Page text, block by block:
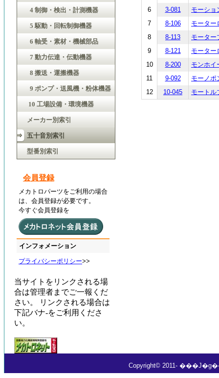
6
3-081
モーショ
7
8-106
モーター
8
8-113
モーター
9
8-121
モーター
10
8-200
モンホイ
11
9-092
モーノポ
12
10-045 モートル
4 制御・検出・計測機器
5 駆動・回転制御機器
6 軸受・素材・機械部品
7 動力伝達・伝動機器
8 搬送・運搬機器
9 ポンプ・送風機・粉体機器
10 工場設備・環境機器
メーカー別索引
五十音別索引
型番別索引
会員登録
メカトロパーツをご利用の場合
は、会員登録が必要です。
今すぐ会員登録を
インフォメーション
プライバシーポリシー>>
当サイトをリンクされる場
合は管理者までご一報くだ
さい。 リンクされる場合は
下記バナ-をご利用くださ
い。
Copyright© 2011-